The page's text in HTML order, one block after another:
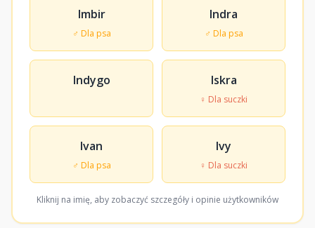
Imbir
♂ Dla psa
Indra
♂ Dla psa
Indygo Iskra
♀ Dla suczki
Ivan
♂ Dla psa
Ivy
♀ Dla suczki
Kliknij na imię, aby zobaczyć szczegóły i opinie użytkowników